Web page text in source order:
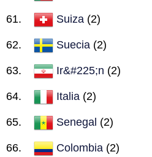
Suiza (2)
Suecia (2)
Ir&#225;n (2)
Italia (2)
Senegal (2)
Colombia (2)